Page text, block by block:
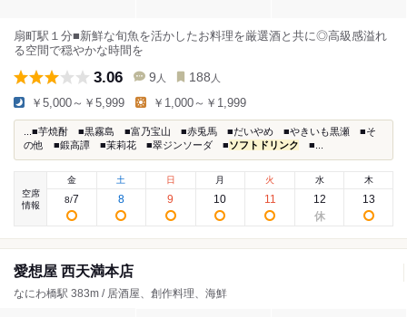
扇町駅１分■新鮮な旬魚を活かしたお料理を厳選酒と共に◎高級感溢れ
る空間で穏やかな時間を
3.06 9 人 188 人
￥5,000～￥5,999 ￥1,000～￥1,999
...■芋焼酎 ■黒霧島 ■富乃宝山 ■赤兎馬 ■だいやめ ■やきいも黒瀬 ■そ
の他 ■鍛高譚 ■茉莉花 ■翠ジンソーダ ■ソフトドリンク ■...
空席
情報
金
8/7
土
8
日
9
月
10
火
11
水
12
木
13
愛想屋 西天満本店
なにわ橋駅 383m / 居酒屋、創作料理、海鮮